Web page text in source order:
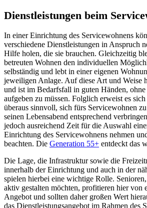
Dienstleistungen beim
In einer Einrichtung des Servicewohnens
verschiedene Dienstleistungen in Anspruch
Hilfe holen, die sie brauchen. Gleichzeitig
betreuten Wohnen den individuellen
selbständig und lebt in einer eigenen
jeweiligen Anlage. Auf diese Art und Weise
und ist im Bedarfsfall in guten Händen,
aufgeben zu müssen. Folglich erweist es
überaus sinnvoll, sich fürs Servicewohnen
seinen Lebensabend entsprechend
jedoch ausreichend Zeit für die Auswahl
Einrichtung des Servicewohnens nehmen
beachten. Die Generation 55+ entdeckt das
Die Lage, die Infrastruktur sowie die
innerhalb der Einrichtung und auch in der
spielen hierbei eine wichtige Rolle.
aktiv gestalten möchten, profitieren hier von
Angebot und sollten daher großen Wert
das Dienstleistungsangebot im Rahmen des